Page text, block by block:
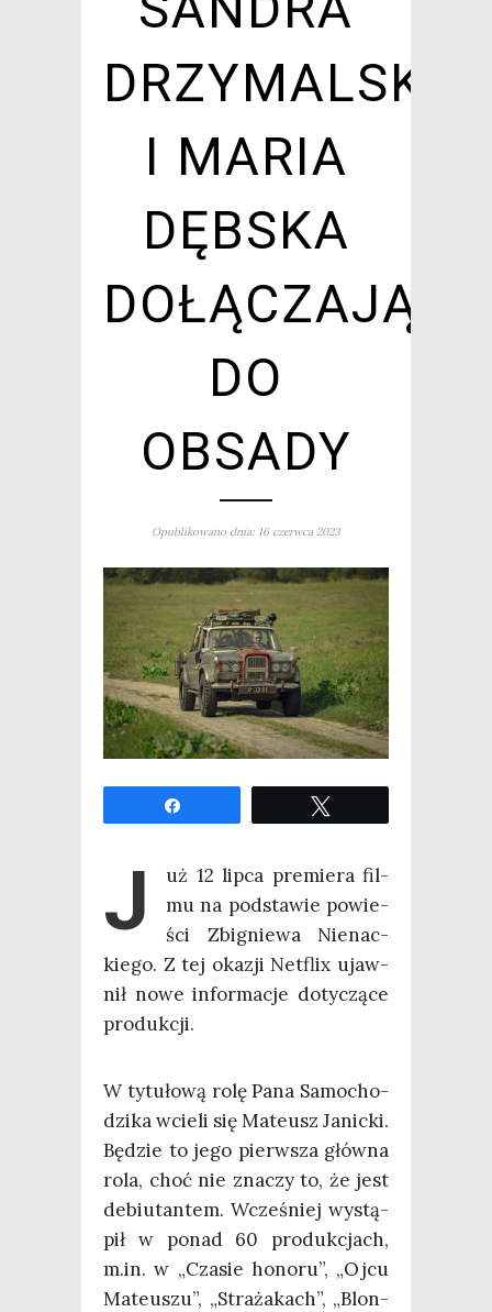
DRZYMALSKA
I MARIA
DĘBSKA
DOŁĄCZAJĄ
DO
OBSADY
Opublikowano dnia: 16 czerwca 2023
J
uż 12 lip­ca pre­mie­ra fil­
mu na pod­sta­wie powie­
ści Zbi­gnie­wa Nie­nac­
kie­go. Z tej oka­zji Net­flix ujaw­
nił nowe infor­ma­cje doty­czą­ce
produkcji.
W tytu­ło­wą rolę Pana Samo­cho­
dzi­ka wcie­li się Mate­usz Janic­ki.
Będzie to jego pierw­sza głów­na
rola, choć nie zna­czy to, że jest
debiu­tan­tem. Wcze­śniej wystą­
pił w ponad 60 pro­duk­cjach,
m.in. w „Cza­sie hono­ru”, „Ojcu
Mate­uszu”, „Stra­ża­kach”, „Blon­